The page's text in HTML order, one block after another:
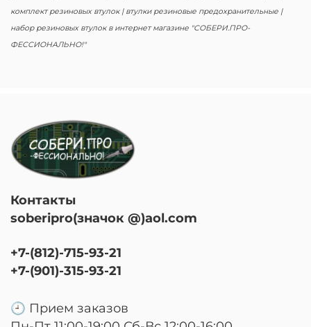
комплект резиновых втулок | втулки резиновые предохранительные |
набор резиновых втулок в интернет магазине "СОБЕРИ.ПРО-
ФЕССИОНАЛЬНО!"
Контакты
soberipro(значок @)aol.com
+7-(812)-715-93-21
+7-(901)-315-93-21
🕘 Прием заказов